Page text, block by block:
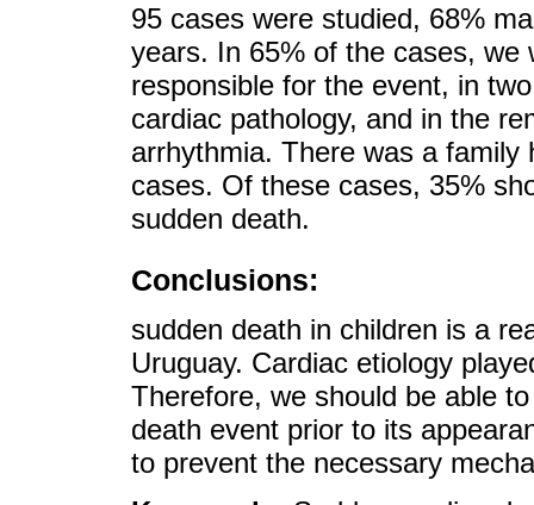
95 cases were studied, 68%
years. In 65% of the cases, we
responsible for the event, in
cardiac pathology, and in the
arrhythmia. There was a
cases. Of these cases, 35%
sudden death.
Conclusions:
sudden death in children is a
Uruguay. Cardiac etiology
Therefore, we should be able
death event prior to its
to prevent the necessary